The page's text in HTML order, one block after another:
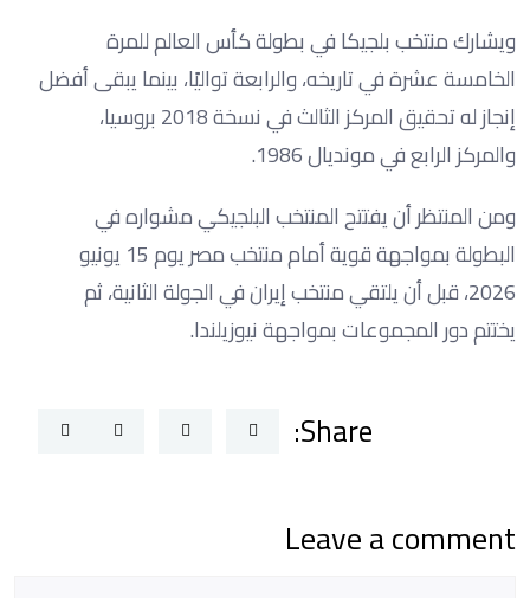
ويشارك منتخب بلجيكا في بطولة كأس العالم للمرة
الخامسة عشرة في تاريخه، والرابعة تواليًا، بينما يبقى أفضل
إنجاز له تحقيق المركز الثالث في نسخة 2018 بروسيا،
والمركز الرابع في مونديال 1986.
ومن المنتظر أن يفتتح المنتخب البلجيكي مشواره في
البطولة بمواجهة قوية أمام منتخب مصر يوم 15 يونيو
2026، قبل أن يلتقي منتخب إيران في الجولة الثانية، ثم
يختتم دور المجموعات بمواجهة نيوزيلندا.
Share:
Leave a comment